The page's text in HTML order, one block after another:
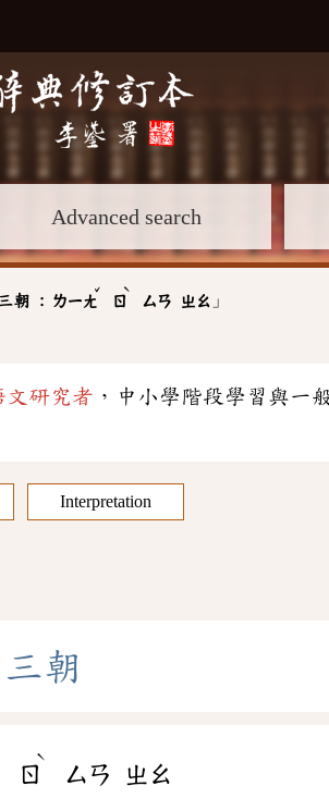
Advanced search
朝 : ㄌㄧㄤ
ˇ
ㄖ
ˋ
ㄙㄢ ㄓㄠ 」
文研究者 ，中小學階段學習與一
Interpretation
三朝
ㄖ
ˋ
ㄙㄢ ㄓㄠ